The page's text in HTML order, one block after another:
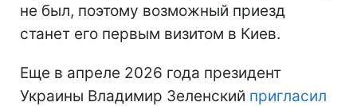
не был, поэтому возможный приезд
станет его первым визитом в Киев.
Еще в апреле 2026 года президент
Украины Владимир Зеленский пригласил